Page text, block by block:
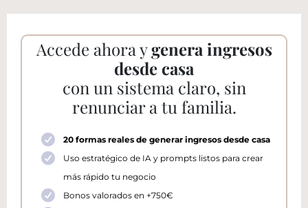
Accede ahora ygenera ingresos
desde casa
con un sistema claro, sin
renunciar a tu familia.
20 formas reales de generar ingresos desde casa
Uso estratégico de IA y prompts listos para crear
más rápido tu negocio
Bonos valorados en +750€